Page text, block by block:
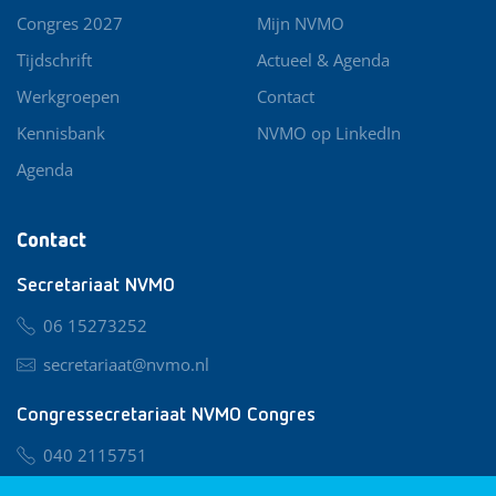
Contact
Secretariaat NVMO
06 15273252
secretariaat@nvmo.nl
Congressecretariaat NVMO Congres
040 2115751
Congres 2027
Tijdschrift
Werkgroepen
Kennisbank
Agenda
Mijn NVMO
Actueel & Agenda
Contact
NVMO op LinkedIn